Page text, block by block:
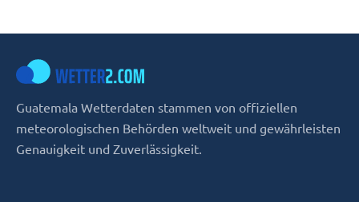
Guatemala Wetterdaten stammen von offiziellen
meteorologischen Behörden weltweit und gewährleisten
Genauigkeit und Zuverlässigkeit.